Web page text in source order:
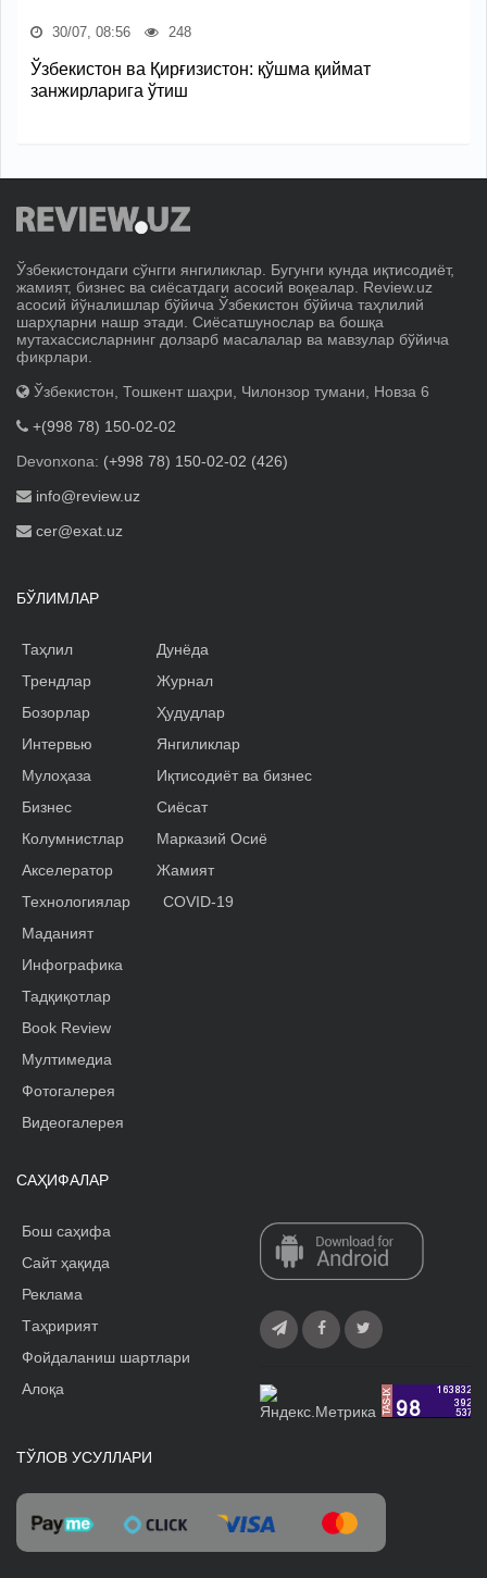
30/07, 08:56 248
Ўзбекистон ва Қирғизистон: қўшма қиймат
занжирларига ўтиш
Ўзбекистондаги сўнгги янгиликлар. Бугунги кунда иқтисодиёт,
жамият, бизнес ва сиёсатдаги асосий воқеалар. Review.uz
асосий йўналишлар бўйича Ўзбекистон бўйича таҳлилий
шарҳларни нашр этади. Сиёсатшунослар ва бошқа
мутахассисларнинг долзарб масалалар ва мавзулар бўйича
фикрлари.
Ўзбекистон, Тошкент шаҳри, Чилонзор тумани, Новза 6
+(998 78) 150-02-02
Devonxona: (+998 78) 150-02-02 (426)
info@review.uz
cer@exat.uz
БЎЛИМЛАР
Таҳлил
Трендлар
Бозорлар
Интервью
Мулоҳаза
Бизнес
Колумнистлар
Акселератор
Дунёда
Журнал
Ҳудудлар
Янгиликлар
Иқтисодиёт ва бизнес
Сиёсат
Марказий Осиё
Жамият
Технологиялар
Маданият
Инфографика
Тадқиқотлар
Book Review
Мултимедиа
Фотогалерея
Видеогалерея
COVID-19
САҲИФАЛАР
Бош саҳифа
Сайт ҳақида
Реклама
Tаҳририят
Фойдаланиш шартлари
Алоқа
ТЎЛОВ УСУЛЛАРИ